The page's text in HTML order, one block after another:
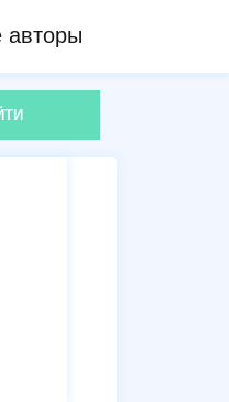
авторы